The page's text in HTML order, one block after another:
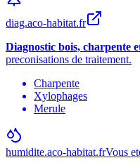
diag.aco-habitat.fr
Diagnostic bois, charpente
preconisations de traitement.
Charpente
Xylophages
Merule
humidite.aco-habitat.frVous